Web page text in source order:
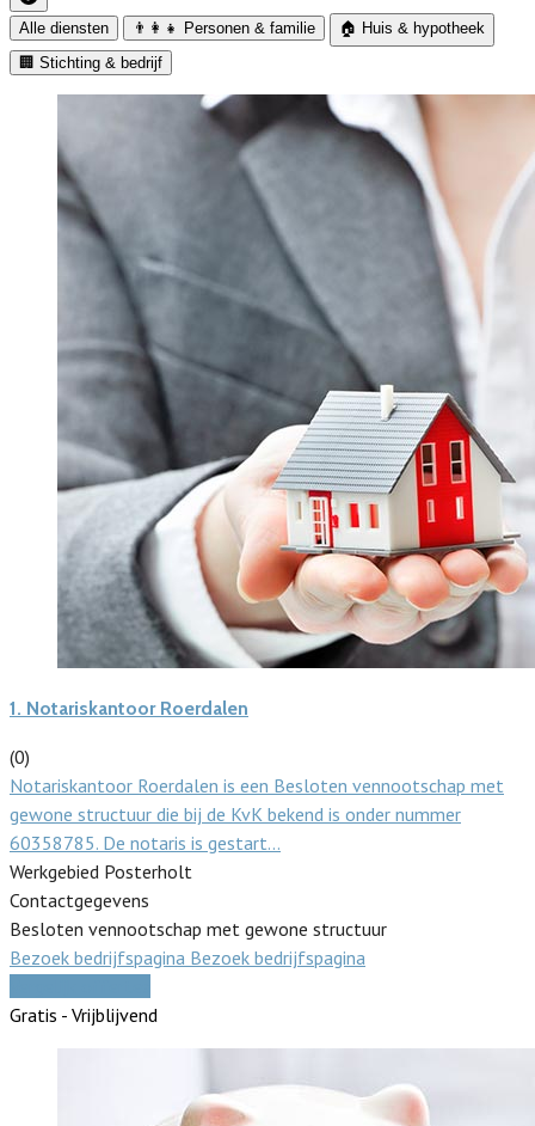
Alle diensten 👨‍👩‍👧 Personen & familie
🏠 Huis & hypotheek
🏢 Stichting & bedrijf
1. Notariskantoor Roerdalen
(0)
Notariskantoor Roerdalen is een Besloten vennootschap met
gewone structuur die bij de KvK bekend is onder nummer
60358785. De notaris is gestart…
Werkgebied Posterholt
Contactgegevens
Besloten vennootschap met gewone structuur
Bezoek bedrijfspagina Bezoek bedrijfspagina
Gratis - Vrijblijvend